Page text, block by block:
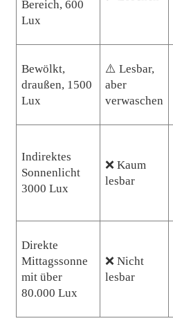
Bereich, 600
Lux
Bewölkt,
draußen, 1500
Lux
⚠️ Lesbar,
aber
verwaschen
Indirektes
Sonnenlicht
3000 Lux
❌ Kaum
lesbar
Direkte
Mittagssonne
mit über
80.000 Lux
❌ Nicht
lesbar